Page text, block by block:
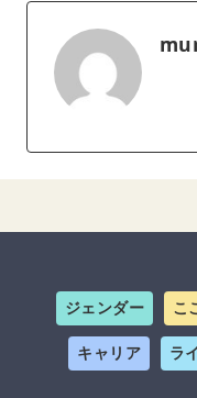
ジェンダー こ
キャリア ラ